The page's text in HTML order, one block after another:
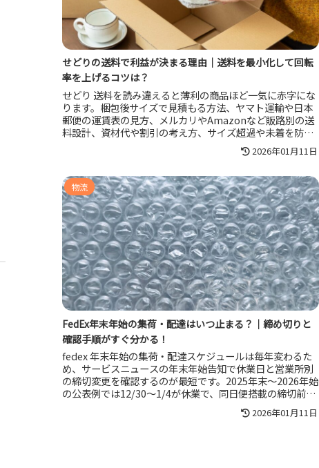
せどりの送料で利益が決まる理由｜送料を最小化して回転
率を上げるコツは？
せどり 送料を読み違えると薄利の商品ほど一気に赤字にな
ります。梱包後サイズで見積もる方法、ヤマト運輸や日本
郵便の運賃表の見方、メルカリやAmazonなど販路別の送
料設計、資材代や割引の考え方、サイズ超過や未着を防ぐ
チェック項目まで、利益を守って回転率を上げる実務手順
2026年01月11日
物流
FedEx年末年始の集荷・配達はいつ止まる？｜締め切りと
確認手順がすぐ分かる！
fedex 年末年始の集荷・配達スケジュールは毎年変わるた
め、サービスニュースの年末年始告知で休業日と営業所別
の締切変更を確認するのが最短です。2025年末〜2026年始
の公表例では12/30〜1/4が休業で、同日便搭載の締切前倒
しやドライアイス貨物の例外も案内されています。オンラ
イン集荷予約と追跡、所在地検索、電話・チャット・フォ
2026年01月11日